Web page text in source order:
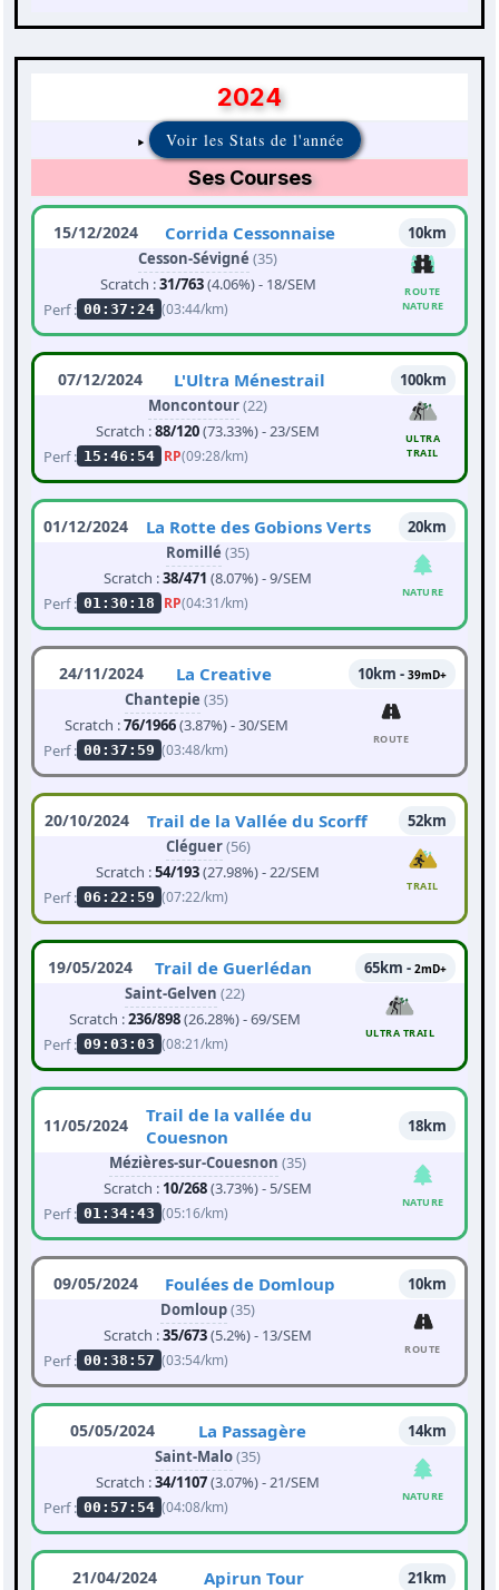
2024
Voir les Stats de l'année
Ses Courses
15/12/2024 Corrida Cessonnaise
10km
Cesson-Sévigné (35)
Scratch :31/763(4.06%) - 18/SEM
Perf : 00:37:24 (03:44/km)
ROUTE
NATURE
07/12/2024 L'Ultra Ménestrail
100km
Moncontour(22)
Scratch :88/120(73.33%) - 23/SEM
Perf : 15:46:54 RP(09:28/km)
ULTRA
TRAIL
01/12/2024 La Rotte des Gobions Verts
20km
Romillé (35)
Scratch :38/471 (8.07%) - 9/SEM
Perf : 01:30:18 RP(04:31/km)
NATURE
24/11/2024 La Creative 10km - 39mD+
Chantepie (35)
Scratch :76/1966(3.87%) - 30/SEM
Perf : 00:37:59 (03:48/km)
ROUTE
20/10/2024 Trail de la Vallée du Scorff
52km
Cléguer(56)
Scratch :54/193(27.98%) - 22/SEM
Perf : 06:22:59 (07:22/km)
TRAIL
19/05/2024 Trail de Guerlédan 65km - 2mD+
Saint-Gelven (22)
Scratch :236/898(26.28%) - 69/SEM
Perf : 09:03:03 (08:21/km)
ULTRA TRAIL
11/05/2024
Trail de la vallée du
Couesnon
18km
Mézières-sur-Couesnon (35)
Scratch : 10/268(3.73%) - 5/SEM
Perf : 01:34:43 (05:16/km)
NATURE
09/05/2024 Foulées de Domloup
10km
Domloup(35)
Scratch :35/673(5.2%) - 13/SEM
Perf : 00:38:57 (03:54/km)
ROUTE
05/05/2024 La Passagère
14km
Saint-Malo(35)
Scratch :34/1107(3.07%) - 21/SEM
Perf : 00:57:54 (04:08/km)
NATURE
21/04/2024 Apirun Tour 21km